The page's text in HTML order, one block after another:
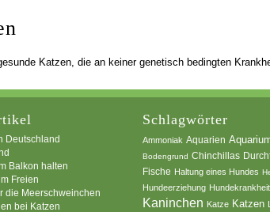
Katzen, die an keiner genetisch bedingten
Deutschland
Balkon halten
Freien
die Meerschweinchen
bei Katzen
Schlagwörter
Ammoniak Aquarien
Bodengrund Chinchillas
Fische Haltung eines Hundes
Hundeerziehung
Kaninchen Katze Katzen